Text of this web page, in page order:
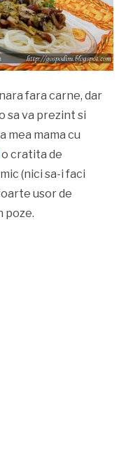
fara carne, dar
sa va prezint si
mea mama cu
o cratita de
(nici sa-i faci
usor de
poze.